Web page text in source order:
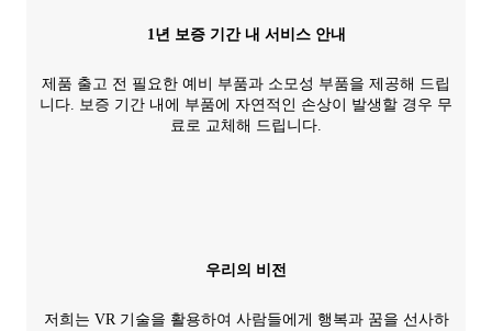
1년 보증 기간 내 서비스 안내
제품 출고 전 필요한 예비 부품과 소모성 부품을 제공해 드립
니다. 보증 기간 내에 부품에 자연적인 손상이 발생할 경우 무
료로 교체해 드립니다.
우리의 비전
저희는 VR 기술을 활용하여 사람들에게 행복과 꿈을 선사하